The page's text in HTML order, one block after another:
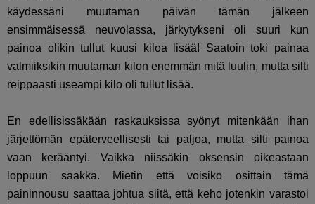
käydessäni muutaman päivän tämän jälkeen
ensimmäisessä neuvolassa, järkytykseni oli suuri kun
painoa olikin tullut kuusi kiloa lisää! Saatoin toki painaa
valmiiksikin muutaman kilon enemmän mitä luulin, mutta silti
reippaasti useampi kilo oli tullut lisää.
En edellisissäkään raskauksissa syönyt mitenkään ihan
järjettömän epäterveellisesti tai paljoa, mutta silti painoa
vaan kerääntyi. Vaikka niissäkin oksensin oikeastaan
loppuun saakka. Mietin että voisiko osittain tämä
paininnousu saattaa johtua siitä, että keho jotenkin varastoi